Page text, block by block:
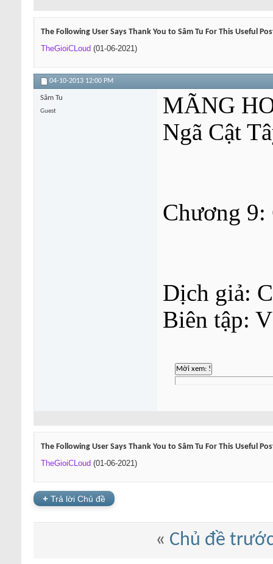
The Following User Says Thank You to Sâm Tu For This Useful
TheGioiCLoud (01-06-2021)
04-10-2013 12:00 PM
Sâm Tu
Guest
MÃNG
Ngã Cật
Chương 9:
Dịch giả:
Biên tập:
The Following User Says Thank You to Sâm Tu For This Useful
TheGioiCLoud (01-06-2021)
+ Trả lời Chủ đề
« Chủ đề